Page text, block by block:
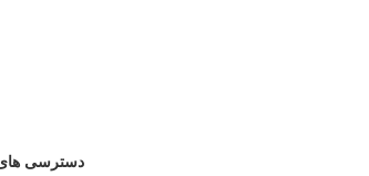
دسترسی های